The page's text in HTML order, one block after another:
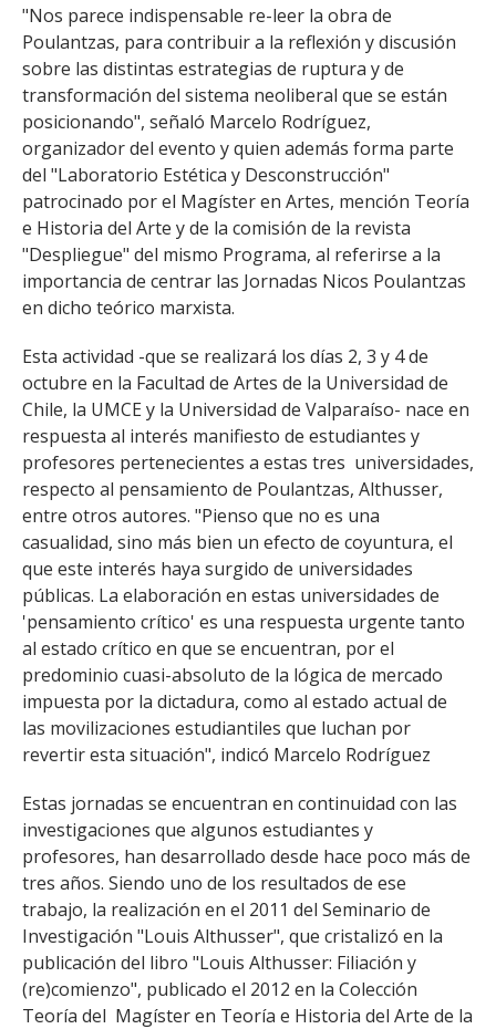
"Nos parece indispensable re-leer la obra de
Poulantzas, para contribuir a la reflexión y discusión
sobre las distintas estrategias de ruptura y de
transformación del sistema neoliberal que se están
posicionando", señaló Marcelo Rodríguez,
organizador del evento y quien además forma parte
del "Laboratorio Estética y Desconstrucción"
patrocinado por el Magíster en Artes, mención Teoría
e Historia del Arte y de la comisión de la revista
"Despliegue" del mismo Programa, al referirse a la
importancia de centrar las Jornadas Nicos Poulantzas
en dicho teórico marxista.
Esta actividad -que se realizará los días 2, 3 y 4 de
octubre en la Facultad de Artes de la Universidad de
Chile, la UMCE y la Universidad de Valparaíso- nace en
respuesta al interés manifiesto de estudiantes y
profesores pertenecientes a estas tres universidades,
respecto al pensamiento de Poulantzas, Althusser,
entre otros autores. "Pienso que no es una
casualidad, sino más bien un efecto de coyuntura, el
que este interés haya surgido de universidades
públicas. La elaboración en estas universidades de
'pensamiento crítico' es una respuesta urgente tanto
al estado crítico en que se encuentran, por el
predominio cuasi-absoluto de la lógica de mercado
impuesta por la dictadura, como al estado actual de
las movilizaciones estudiantiles que luchan por
revertir esta situación", indicó Marcelo Rodríguez
Estas jornadas se encuentran en continuidad con las
investigaciones que algunos estudiantes y
profesores, han desarrollado desde hace poco más de
tres años. Siendo uno de los resultados de ese
trabajo, la realización en el 2011 del Seminario de
Investigación "Louis Althusser", que cristalizó en la
publicación del libro "Louis Althusser: Filiación y
(re)comienzo", publicado el 2012 en la Colección
Teoría del Magíster en Teoría e Historia del Arte de la